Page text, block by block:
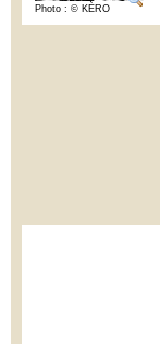
Photo : © KÈRO